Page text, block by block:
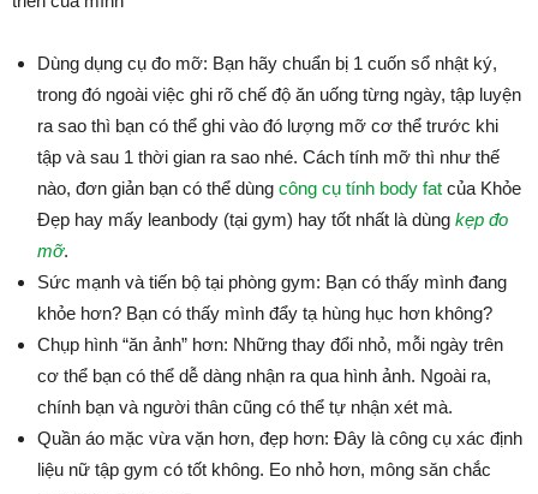
Dùng dụng cụ đo mỡ: Bạn hãy chuẩn bị 1 cuốn sổ nhật ký,
trong đó ngoài việc ghi rõ chế độ ăn uống từng ngày, tập luyện
ra sao thì bạn có thể ghi vào đó lượng mỡ cơ thể trước khi
tập và sau 1 thời gian ra sao nhé. Cách tính mỡ thì như thế
nào, đơn giản bạn có thể dùng công cụ tính body fat của Khỏe
Đẹp hay mấy leanbody (tại gym) hay tốt nhất là dùng kẹp đo
mỡ.
Sức mạnh và tiến bộ tại phòng gym: Bạn có thấy mình đang
khỏe hơn? Bạn có thấy mình đẩy tạ hùng hục hơn không?
Chụp hình “ăn ảnh” hơn: Những thay đổi nhỏ, mỗi ngày trên
cơ thể bạn có thể dễ dàng nhận ra qua hình ảnh. Ngoài ra,
chính bạn và người thân cũng có thể tự nhận xét mà.
Quần áo mặc vừa vặn hơn, đẹp hơn: Đây là công cụ xác định
liệu nữ tập gym có tốt không. Eo nhỏ hơn, mông săn chắc